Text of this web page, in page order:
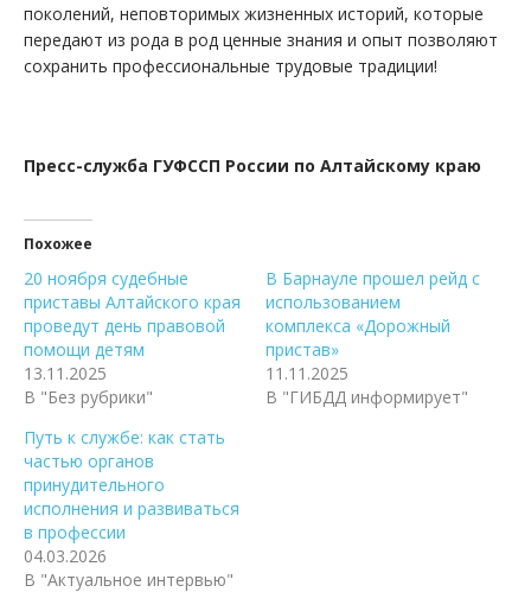
поколений, неповторимых жизненных историй, которые
передают из рода в род ценные знания и опыт позволяют
сохранить профессиональные трудовые традиции!
Пресс-служба ГУФССП России по Алтайскому краю
Похожее
20 ноября судебные
приставы Алтайского края
проведут день правовой
помощи детям
13.11.2025
В "Без рубрики"
В Барнауле прошел рейд с
использованием
комплекса «Дорожный
пристав»
11.11.2025
В "ГИБДД информирует"
Путь к службе: как стать
частью органов
принудительного
исполнения и развиваться
в профессии
04.03.2026
В "Актуальное интервью"